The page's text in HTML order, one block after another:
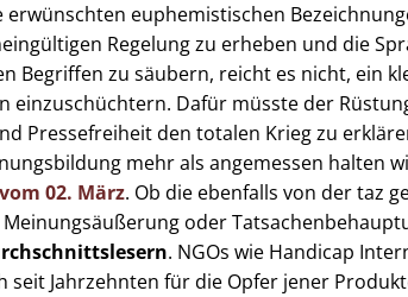
euphemistischen
Regelung zu erheben und die
Begriffen zu säubern, reicht es nicht, ein
einzuschüchtern. Dafür müsste der
Pressefreiheit den totalen Krieg zu
mehr als angemessen halten
02. März. Ob die ebenfalls von der taz
oder
. NGOs wie Handicap
seit Jahrzehnten für die Opfer jener